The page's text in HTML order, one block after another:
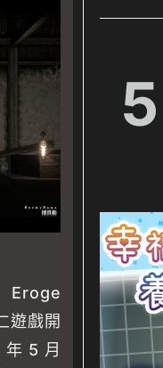
Eroge
遊戲開
5 月
5